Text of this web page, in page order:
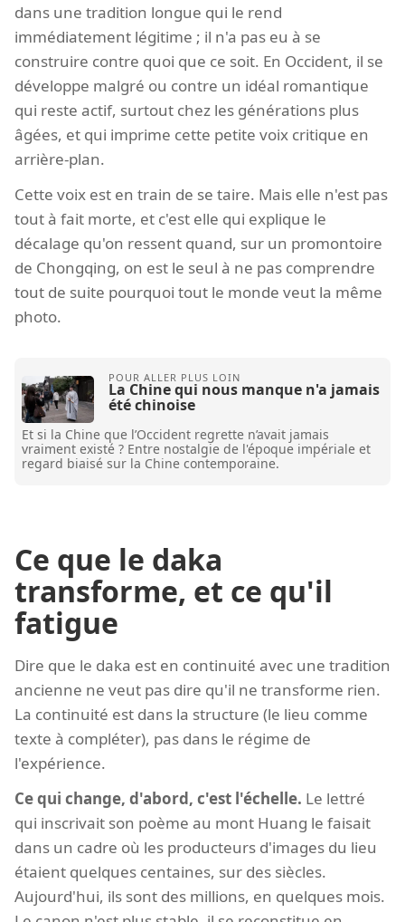
dans une tradition longue qui le rend
immédiatement légitime ; il n'a pas eu à se
construire contre quoi que ce soit. En Occident, il se
développe malgré ou contre un idéal romantique
qui reste actif, surtout chez les générations plus
âgées, et qui imprime cette petite voix critique en
arrière-plan.
Cette voix est en train de se taire. Mais elle n'est pas
tout à fait morte, et c'est elle qui explique le
décalage qu'on ressent quand, sur un promontoire
de Chongqing, on est le seul à ne pas comprendre
tout de suite pourquoi tout le monde veut la même
photo.
La Chine qui nous manque n'a jamais
été chinoise
Et si la Chine que l’Occident regrette n’avait jamais
vraiment existé ? Entre nostalgie de l'époque impériale et
regard biaisé sur la Chine contemporaine.
Ce que le daka
transforme, et ce qu'il
fatigue
Dire que le daka est en continuité avec une tradition
ancienne ne veut pas dire qu'il ne transforme rien.
La continuité est dans la structure (le lieu comme
texte à compléter), pas dans le régime de
l'expérience.
Ce qui change, d'abord, c'est l'échelle. Le lettré
qui inscrivait son poème au mont Huang le faisait
dans un cadre où les producteurs d'images du lieu
étaient quelques centaines, sur des siècles.
Aujourd'hui, ils sont des millions, en quelques mois.